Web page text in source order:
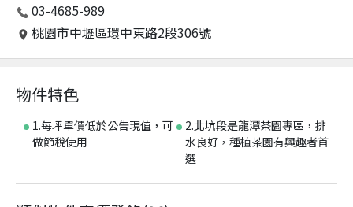
03-4685-989
桃園市中壢區環中東路2段306號
物件特色
1.每坪單價低於公告現值，可
做節稅使用
2.北坑段是龍潭茶園專區，排
水良好，種植茶園有興趣者首
選